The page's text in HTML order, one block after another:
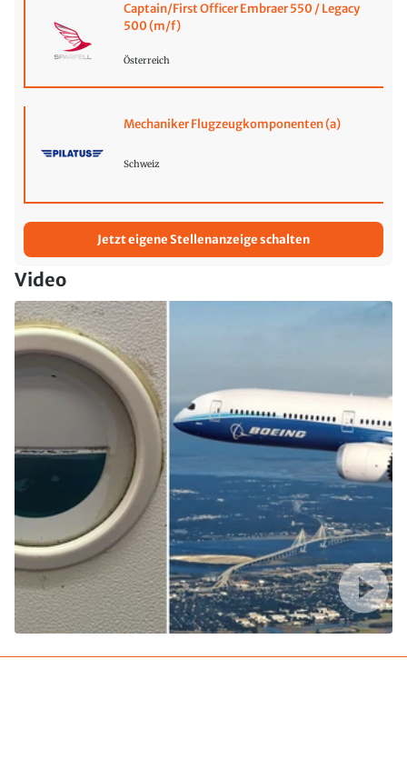
Captain/First Officer Embraer 550 / Legacy
500 (m/f)
Österreich
Mechaniker Flugzeugkomponenten (a)
Schweiz
Jetzt eigene Stellenanzeige schalten
Video